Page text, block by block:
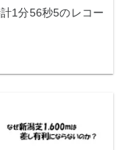
1分56秒5のレコー